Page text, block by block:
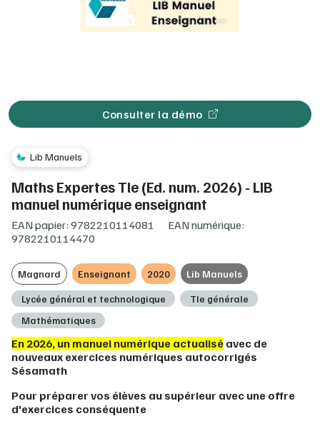
Consulter la démo
Lib Manuels
Maths Expertes Tle (Ed. num. 2026) - LIB
manuel numérique enseignant
EAN papier: 9782210114081
EAN numérique:
9782210114470
Magnard Enseignant 2020 Lib Manuels
Lycée général et technologique
Tle générale
Mathématiques
En 2026, un manuel numérique actualisé avec de
nouveaux exercices numériques autocorrigés
Sésamath
Pour préparer vos élèves au supérieur avec une offre
d'exercices conséquente